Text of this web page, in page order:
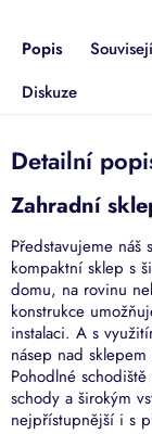
Popis
Diskuze
Detailní
Zahradní
Představujeme
kompaktní sklep s
domu, na rovinu
konstrukce
instalaci. A s
násep nad
Pohodlné
schody a širokým
nejpřístupnější i s